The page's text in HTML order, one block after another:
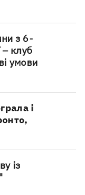
з 6-
– клуб
умови
і
із